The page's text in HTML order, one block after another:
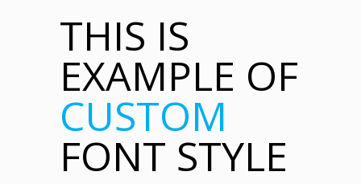
THIS IS
EXAMPLE OF
CUSTOM
FONT STYLE